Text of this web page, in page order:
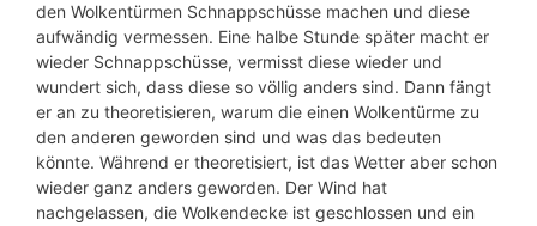
den Wolkentürmen Schnappschüsse machen und diese
aufwändig vermessen. Eine halbe Stunde später macht er
wieder Schnappschüsse, vermisst diese wieder und
wundert sich, dass diese so völlig anders sind. Dann fängt
er an zu theoretisieren, warum die einen Wolkentürme zu
den anderen geworden sind und was das bedeuten
könnte. Während er theoretisiert, ist das Wetter aber schon
wieder ganz anders geworden. Der Wind hat
nachgelassen, die Wolkendecke ist geschlossen und ein